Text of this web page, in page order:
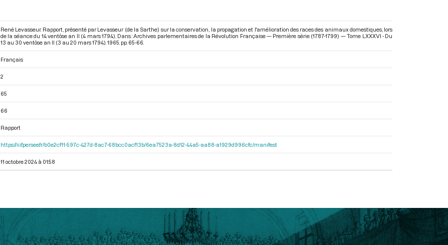
René Levasseur. Rapport, présenté par Levasseur (de la Sarthe) sur la conservation, la propagation et l'amélioration des races des animaux domestiques, lors
de la séance du 14 ventôse an II (4 mars 1794). Dans : Archives parlementaires de la Révolution Française — Première série (1787-1799) — Tome LXXXVI - Du
13 au 30 ventôse an II (3 au 20 mars 1794) . 1965. pp. 65-66.
Français
2
65
66
Rapport
https://iiif.persee.fr/b0e2cf11-597c-427d-8ac7-68bcc0acf13b/6ea7523a-8d12-44a5-aa88-a1929d996cfc/manifest
11 octobre 2024 à 01:58